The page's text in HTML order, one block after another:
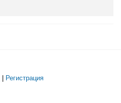
| Регистрация